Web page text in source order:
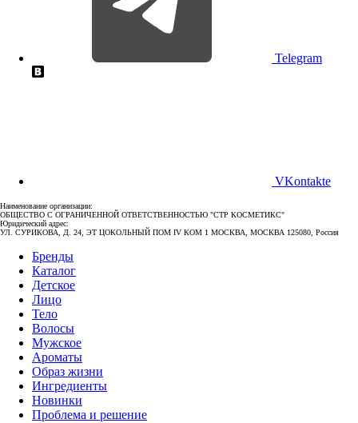
Telegram
VKontakte
Наименование организации:
ОБЩЕСТВО С ОГРАНИЧЕННОЙ ОТВЕТСТВЕННОСТЬЮ "СТР КОСМЕТИКС"
Юридический адрес:
УЛ. СУРИКОВА, Д. 24, ЭТ ЦОКОЛЬНЫЙ ПОМ IV КОМ 1 МОСКВА, МОСКВА 125080, Россия
Бренды
Каталог
Детское
Лицо
Тело
Волосы
Мужское
Ароматы
Образ жизни
Ингредиенты
Новинки
Проблема и решение